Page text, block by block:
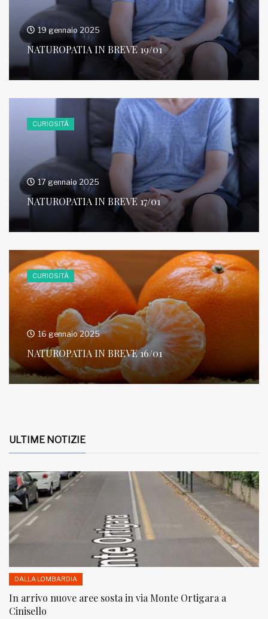
19 gennaio 2025
NATUROPATIA IN BREVE 19/01
CURIOSITÀ
17 gennaio 2025
NATUROPATIA IN BREVE 17/01
CURIOSITÀ
16 gennaio 2025
NATUROPATIA IN BREVE 16/01
ULTIME NOTIZIE
DALLA LOMBARDIA
In arrivo nuove aree sosta in via Monte Ortigara a
Cinisello